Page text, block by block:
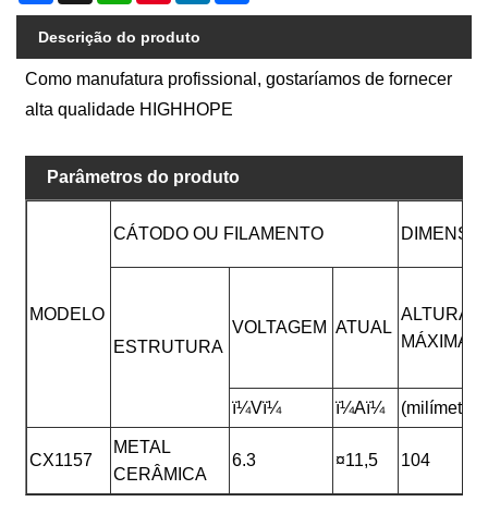
Descrição do produto
Como manufatura profissional, gostaríamos de fornecer
alta qualidade HIGHHOPE
Parâmetros do produto
MODELO
CÁTODO OU FILAMENTO
ESTRUTURA
VOLTAGEM ATUAL
ALTURA
MÁXIMA
ï¼Vï¼ ï¼Aï¼
CX1157
METAL
CERÂMICA
6.3 ¤11,5 104